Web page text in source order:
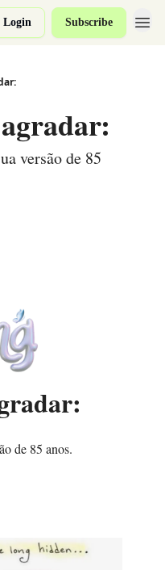
Login Subscribe
versão de 85
:
de 85 anos.